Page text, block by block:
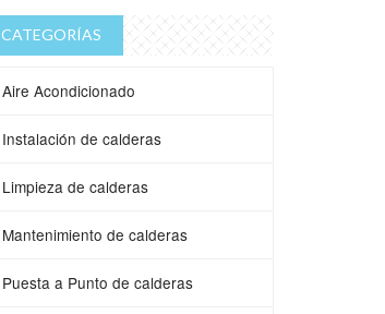
CATEGORÍAS
Aire Acondicionado
Instalación de calderas
Limpieza de calderas
Mantenimiento de calderas
Puesta a Punto de calderas